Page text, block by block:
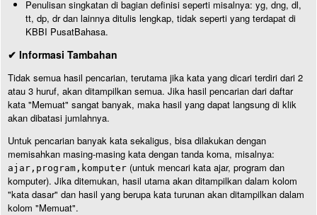
Penulisan singkatan di bagian definisi seperti misalnya: yg, dng, dl,
tt, dp, dr dan lainnya ditulis lengkap, tidak seperti yang terdapat di
KBBI PusatBahasa.
✔ Informasi Tambahan
Tidak semua hasil pencarian, terutama jika kata yang dicari terdiri dari 2
atau 3 huruf, akan ditampilkan semua. Jika hasil pencarian dari daftar
kata "Memuat" sangat banyak, maka hasil yang dapat langsung di klik
akan dibatasi jumlahnya.
Untuk pencarian banyak kata sekaligus, bisa dilakukan dengan
memisahkan masing-masing kata dengan tanda koma, misalnya:
ajar,program,komputer (untuk mencari kata ajar, program dan
komputer). Jika ditemukan, hasil utama akan ditampilkan dalam kolom
"kata dasar" dan hasil yang berupa kata turunan akan ditampilkan dalam
kolom "Memuat".